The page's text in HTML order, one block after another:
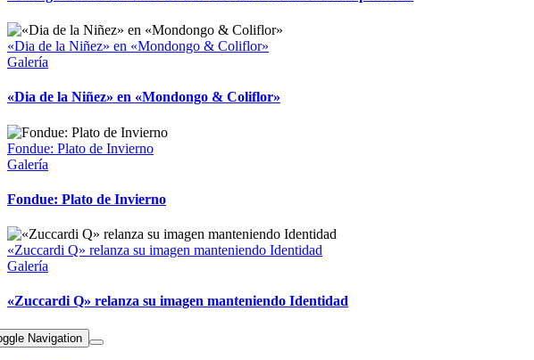
«Dia de la Niñez» en «Mondongo & Coliflor»
Galería
«Dia de la Niñez» en «Mondongo & Coliflor»
Fondue: Plato de Invierno
Galería
Fondue: Plato de Invierno
«Zuccardi Q» relanza su imagen manteniendo Identidad
Galería
«Zuccardi Q» relanza su imagen manteniendo Identidad
Navigation